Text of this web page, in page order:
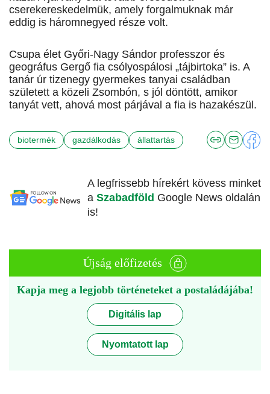
cserekereskedelmük, amely forgalmuknak már
eddig is háromnegyed része volt.
Csupa élet Győri-Nagy Sándor professzor és
geográfus Gergő fia csólyospálosi „tájbirtoka” is. A
tanár úr tizenegy gyermekes tanyai családban
született a közeli Zsombón, s jól döntött, amikor
tanyát vett, ahová most párjával a fia is hazakészül.
biotermék gazdálkodás állattartás
A legfrissebb hírekért kövess minket
a Szabadföld Google News oldalán
is!
Újság előfizetés
Kapja meg a legjobb történeteket a postaládájába!
Digitális lap
Nyomtatott lap